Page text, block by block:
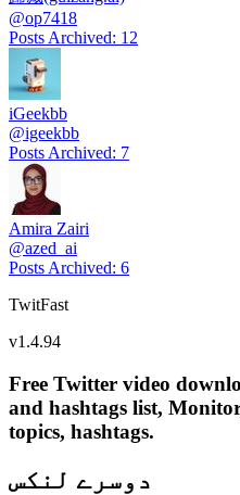
@op7418
Posts Archived: 12
iGeekbb
@igeekbb
Posts Archived: 7
Amira Zairi
@azed_ai
Posts Archived: 6
TwitFast
v1.4.94
Free Twitter video
and hashtags list,
topics, hashtags.
دوسرے لنکس